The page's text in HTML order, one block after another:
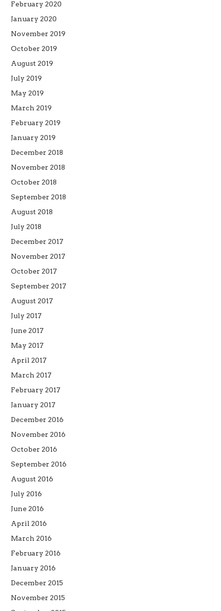
February 2020
January 2020
November 2019
October 2019
August 2019
July 2019
May 2019
March 2019
February 2019
January 2019
December 2018
November 2018
October 2018
September 2018
August 2018
July 2018
December 2017
November 2017
October 2017
September 2017
August 2017
July 2017
June 2017
May 2017
April 2017
March 2017
February 2017
January 2017
December 2016
November 2016
October 2016
September 2016
August 2016
July 2016
June 2016
April 2016
March 2016
February 2016
January 2016
December 2015
November 2015